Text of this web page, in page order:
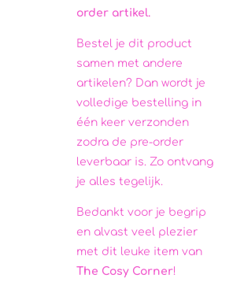
order artikel.
Bestel je dit product
samen met andere
artikelen? Dan wordt je
volledige bestelling in
één keer verzonden
zodra de pre-order
leverbaar is. Zo ontvang
je alles tegelijk.
Bedankt voor je begrip
en alvast veel plezier
met dit leuke item van
The Cosy Corner!